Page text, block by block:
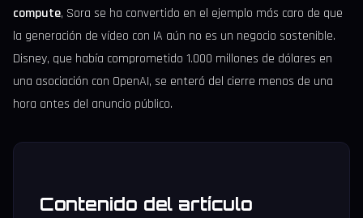
compute, Sora se ha convertido en el ejemplo más caro de que
la generación de vídeo con IA aún no es un negocio sostenible.
Disney, que había comprometido 1.000 millones de dólares en
una asociación con OpenAI, se enteró del cierre menos de una
hora antes del anuncio público.
Contenido del artículo